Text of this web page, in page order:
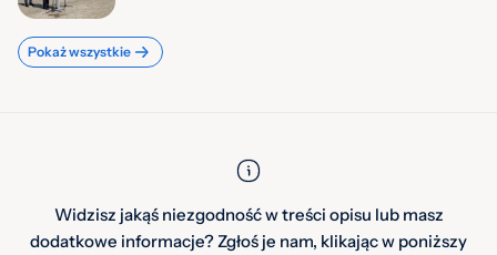
Pokaż wszystkie
Widzisz jakąś niezgodność w treści opisu lub masz
dodatkowe informacje? Zgłoś je nam, klikając w poniższy